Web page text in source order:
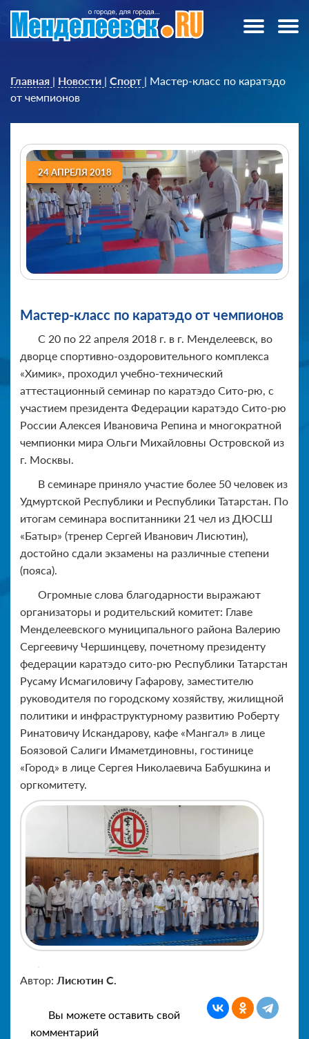
Главная | Новости | Спорт | Мастер-класс по каратэдо
от чемпионов
24 АПРЕЛЯ 2018
Мастер-класс по каратэдо от чемпионов
С 20 по 22 апреля 2018 г. в г. Менделеевск, во
дворце спортивно-оздоровительного комплекса
«Химик», проходил учебно-технический
аттестационный семинар по каратэдо Сито-рю, с
участием президента Федерации каратэдо Сито-рю
России Алексея Ивановича Репина и многократной
чемпионки мира Ольги Михайловны Островской из
г. Москвы.
В семинаре приняло участие более 50 человек из
Удмуртской Республики и Республики Татарстан. По
итогам семинара воспитанники 21 чел из ДЮСШ
«Батыр» (тренер Сергей Иванович Лисютин),
достойно сдали экзамены на различные степени
(пояса).
Огромные слова благодарности выражают
организаторы и родительский комитет: Главе
Менделеевского муниципального района Валерию
Сергеевичу Чершинцеву, почетному президенту
федерации каратэдо сито-рю Республики Татарстан
Русаму Исмагиловичу Гафарову, заместителю
руководителя по городскому хозяйству, жилищной
политики и инфраструктурному развитию Роберту
Ринатовичу Искандарову, кафе «Мангал» в лице
Боязовой Салиги Имаметдиновны, гостинице
«Город» в лице Сергея Николаевича Бабушкина и
оргкомитету.
Автор: Лисютин С.
Вы можете оставить свой
комментарий